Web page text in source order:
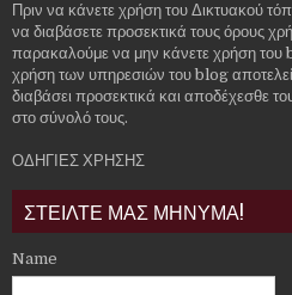
Πριν να κάνετε χρήση του Δικτυακού
να διαβάσετε προσεκτικά τους όρους
παρακαλούμε να μην κάνετε χρήση του
χρήση των υπηρεσιών του blog αποτελεί
διαβάσει προσεκτικά και αποδέχεσθε
στο σύνολό τους.
ΟΔΗΓΙΕΣ ΧΡΗΣΗΣ
ΣΤΕΙΛΤΕ ΜΑΣ ΜΗΝΥΜΑ!
Name